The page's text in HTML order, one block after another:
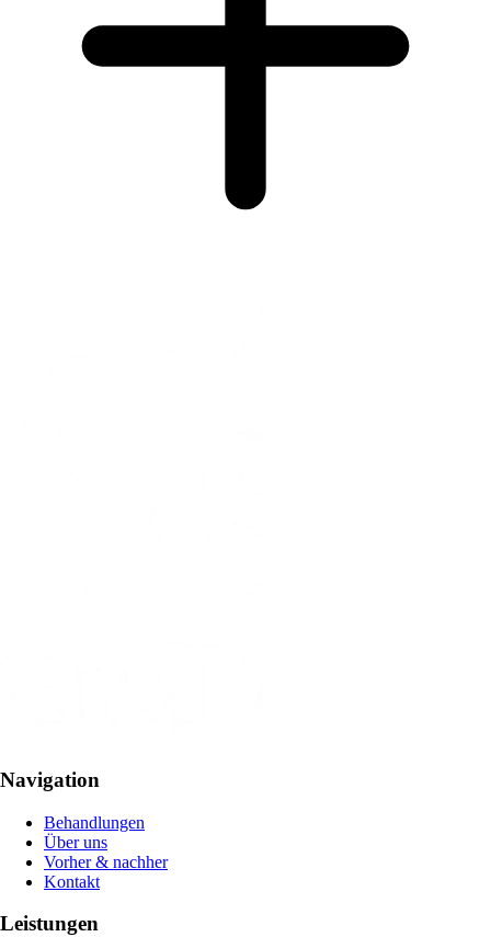
Navigation
Behandlungen
Über uns
Vorher & nachher
Kontakt
Leistungen